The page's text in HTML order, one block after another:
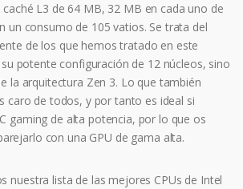
caché L3 de 64 MB, 32 MB en cada uno de
un consumo de 105 vatios. Se trata del
de los que hemos tratado en este
potente configuración de 12 núcleos, sino
la arquitectura Zen 3. Lo que también
caro de todos, y por tanto es ideal si
gaming de alta potencia, por lo que os
con una GPU de gama alta.
nuestra lista de las mejores CPUs de Intel